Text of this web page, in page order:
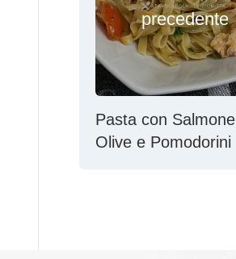
precedente
Pasta con Salmone
Olive e Pomodorini